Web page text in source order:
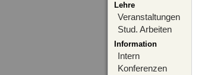
Lehre
Veranstaltungen
Stud. Arbeiten
Information
Intern
Konferenzen